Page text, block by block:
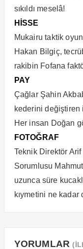
sıkıldı meselâ!
HİSSE
Mukairu taktik
Hakan Bilgiç,
rakibin Fofana
PAY
Çağlar Şahin
kederini değiştiren
Her insan Doğan
FOTOĞRAF
Teknik Direktör
Sorumlusu
uzunca süre
kıymetini ne
YORUMLAR